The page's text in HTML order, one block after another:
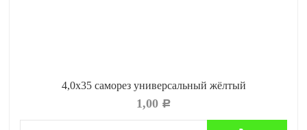
4,0x35 саморез универсальный жёлтый
1,00 Р